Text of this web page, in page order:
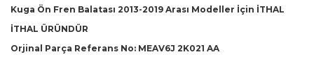
Kuga Ön Fren Balatası 2013-2019 Arası Modeller İçin İTHAL
İTHAL ÜRÜNDÜR
Orjinal Parça Referans No: MEAV6J 2K021 AA